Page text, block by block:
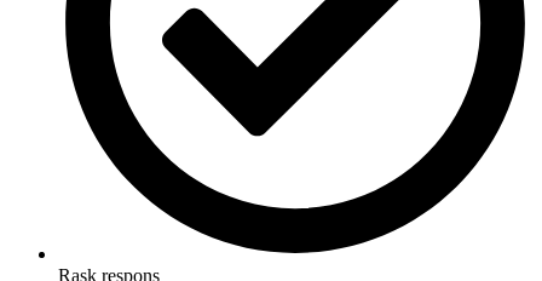
Rask respons